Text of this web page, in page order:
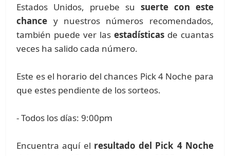
Estados Unidos, pruebe su suerte con este
chance y nuestros números recomendados,
también puede ver las estadísticas de cuantas
veces ha salido cada número.
Este es el horario del chances Pick 4 Noche para
que estes pendiente de los sorteos.
- Todos los días: 9:00pm
Encuentra aquí el resultado del Pick 4 Noche